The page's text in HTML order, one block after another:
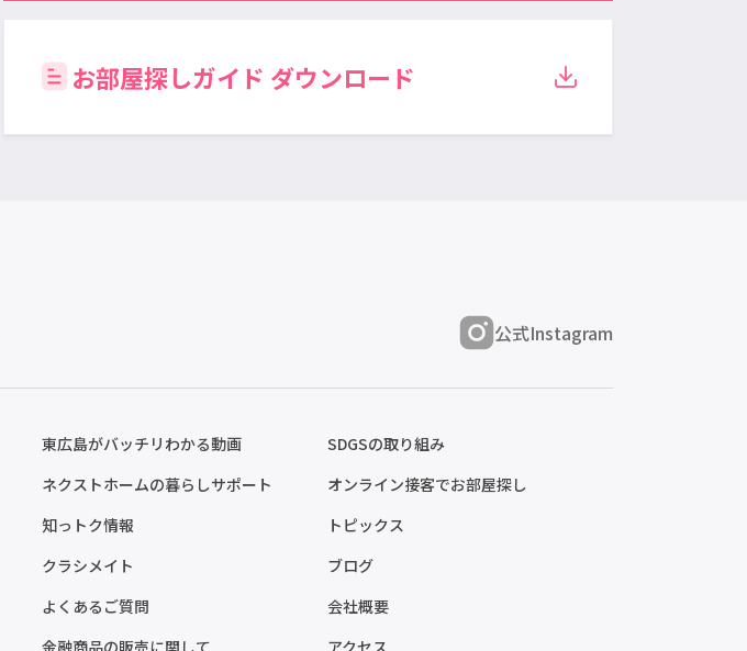
お部屋探しガイド ダウンロード
公式Instagram
東広島がバッチリわかる動画
ネクストホームの暮らしサポート
知っトク情報
クラシメイト
よくあるご質問
SDGSの取り組み
オンライン接客でお部屋探し
トピックス
ブログ
会社概要